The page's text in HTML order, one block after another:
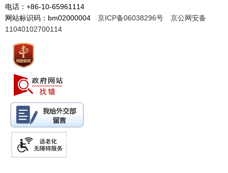
电话：+86-10-65961114
网站标识码：bm02000004 京ICP备06038296号
京公网安备
11040102700114